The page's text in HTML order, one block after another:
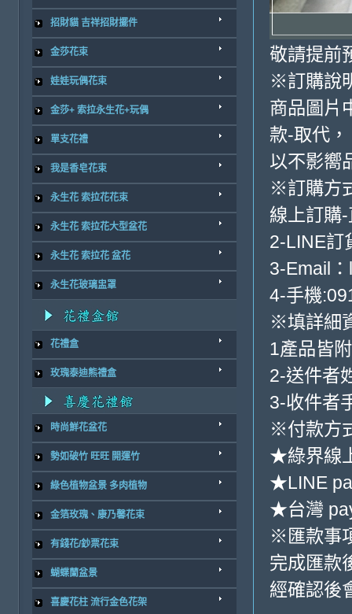
招財貓 吉祥招財擺件
金莎花束
娃娃玩偶花束
金莎+ 索拉永生花+玩偶
單支花禮
我是香皂花束
永生花 索拉花花束
永生花 索拉花大型盆花
永生花 索拉花 盆花
永生花玻璃盅罩
花禮盒
玫瑰泰迪熊禮盒
時尚鮮花盆花
勢如破竹 旺旺 開運竹
綠色植物盆景 多肉植物
金箔玫瑰、康乃馨花束
有錢花/鈔票花束
蝴蝶蘭盆景
喜慶花柱 流行金色花架
敬請提前
※訂購說
商品圖片
款-取代，
以不影嚮
※訂購方
線上訂購
2-LINE訂
3-Email
4-手機
※填詳細
1產品皆
2-送件者
3-收件者
※付款方
★綠界線
★LINE
★台灣
※匯款事
完成匯款
經確認後